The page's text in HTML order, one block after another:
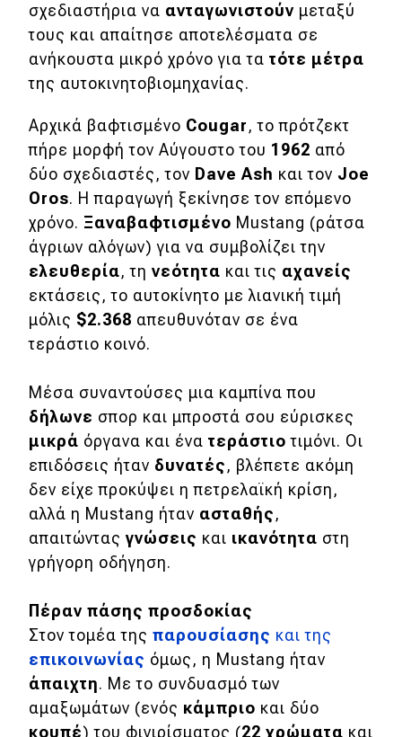
Νέα
Τεχνολογία
Mobility
Σταθμοί φόρτισης
Classic
Νέα
Παρουσιάσεις
DRIVE Away
Μεταχειρισμένο
Οδηγός αγοράς
Συμβουλές
Χρηστικά
Συμβουλές
ΚΤΕΟ
Οδική βοήθεια
σχεδιαστήρια να ανταγωνιστούν μεταξύ
τους και απαίτησε αποτελέσματα σε
ανήκουστα μικρό χρόνο για τα τότε μέτρα
της αυτοκινητοβιομηχανίας.
Αρχικά βαφτισμένο Cougar, το πρότζεκτ
πήρε μορφή τον Αύγουστο του 1962 από
δύο σχεδιαστές, τον Dave Ash και τον Joe
Oros. Η παραγωγή ξεκίνησε τον επόμενο
χρόνο. Ξαναβαφτισμένο Mustang (ράτσα
άγριων αλόγων) για να συμβολίζει την
ελευθερία, τη νεότητα και τις αχανείς
εκτάσεις, το αυτοκίνητο με λιανική τιμή
μόλις $2.368 απευθυνόταν σε ένα
τεράστιο κοινό.
Μέσα συναντούσες μια καμπίνα που
δήλωνε σπορ και μπροστά σου εύρισκες
μικρά όργανα και ένα τεράστιοτιμόνι. Οι
επιδόσεις ήταν δυνατές, βλέπετε ακόμη
δεν είχε προκύψει η πετρελαϊκή κρίση,
αλλά η Mustang ήταν ασταθής,
απαιτώντας γνώσεις και ικανότητα στη
γρήγορη οδήγηση.
Πέραν πάσης προσδοκίας
Στον τομέα της παρουσίασης και της
επικοινωνίας όμως, η Mustang ήταν
άπαιχτη. Με το συνδυασμό των
αμαξωμάτων (ενός κάμπριο και δύο
κουπέ) του φινιρίσματος (22 χρώματα και